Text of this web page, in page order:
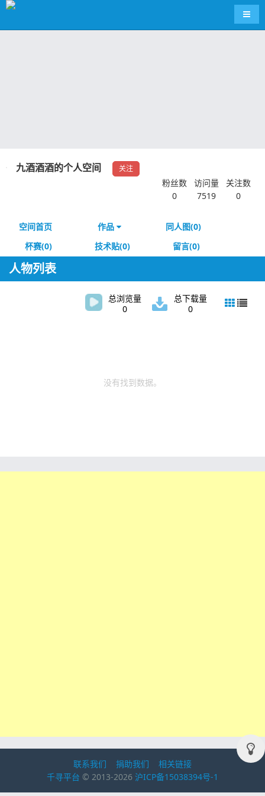
导航
九酒酒酒的个人空间 关注
粉丝数
0
访问量
7519
关注数
0
空间首页 作品
同人图(0)
杯赛(0)
技术贴(0) 留言(0)
人物列表
总浏览量
0
总下载量
0
没有找到数据。
联系我们 捐助我们
相关链接
千寻平台 © 2013-2026 沪ICP备15038394号-1